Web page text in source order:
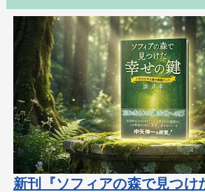
新刊『ソフィアの森で見つけ